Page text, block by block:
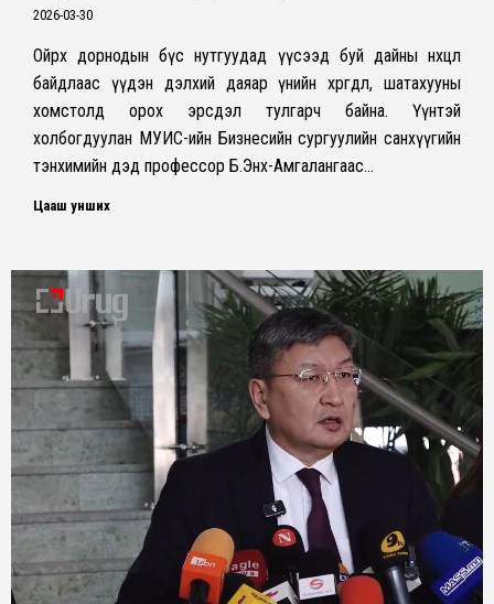
2026-03-30
Ойрх дорнодын бүс нутгуудад үүсээд буй дайны нөхцөл
байдлаас үүдэн дэлхий даяар үнийн хөөргөдөл, шатахууны
хомстолд орох эрсдэл тулгарч байна. Үүнтэй
холбогдуулан МУИС-ийн Бизнесийн сургуулийн санхүүгийн
тэнхимийн дэд профессор Б.Энх-Амгалангаас…
Цааш унших